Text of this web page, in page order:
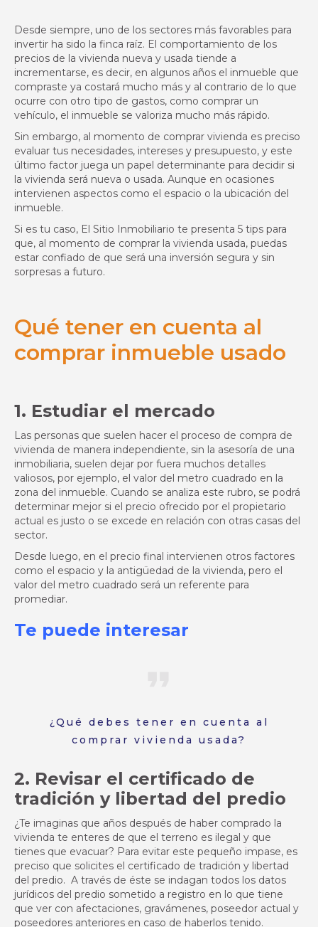
Desde siempre, uno de los sectores más favorables para
invertir ha sido la finca raíz. El comportamiento de los
precios de la vivienda nueva y usada tiende a
incrementarse, es decir, en algunos años el inmueble que
compraste ya costará mucho más y al contrario de lo que
ocurre con otro tipo de gastos, como comprar un
vehículo, el inmueble se valoriza mucho más rápido.
Sin embargo, al momento de comprar vivienda es preciso
evaluar tus necesidades, intereses y presupuesto, y este
último factor juega un papel determinante para decidir si
la vivienda será nueva o usada. Aunque en ocasiones
intervienen aspectos como el espacio o la ubicación del
inmueble.
Si es tu caso, El Sitio Inmobiliario te presenta 5 tips para
que, al momento de comprar la vivienda usada, puedas
estar confiado de que será una inversión segura y sin
sorpresas a futuro.
Qué tener en cuenta al
comprar inmueble usado
1. Estudiar el mercado
Las personas que suelen hacer el proceso de compra de
vivienda de manera independiente, sin la asesoría de una
inmobiliaria, suelen dejar por fuera muchos detalles
valiosos, por ejemplo, el valor del metro cuadrado en la
zona del inmueble. Cuando se analiza este rubro, se podrá
determinar mejor si el precio ofrecido por el propietario
actual es justo o se excede en relación con otras casas del
sector.
Desde luego, en el precio final intervienen otros factores
como el espacio y la antigüedad de la vivienda, pero el
valor del metro cuadrado será un referente para
promediar.
Te puede interesar
¿Qué debes tener en cuenta al
comprar vivienda usada?
2. Revisar el certificado de
tradición y libertad del predio
¿Te imaginas que años después de haber comprado la
vivienda te enteres de que el terreno es ilegal y que
tienes que evacuar? Para evitar este pequeño impase, es
preciso que solicites el certificado de tradición y libertad
del predio. A través de éste se indagan todos los datos
jurídicos del predio sometido a registro en lo que tiene
que ver con afectaciones, gravámenes, poseedor actual y
poseedores anteriores en caso de haberlos tenido.